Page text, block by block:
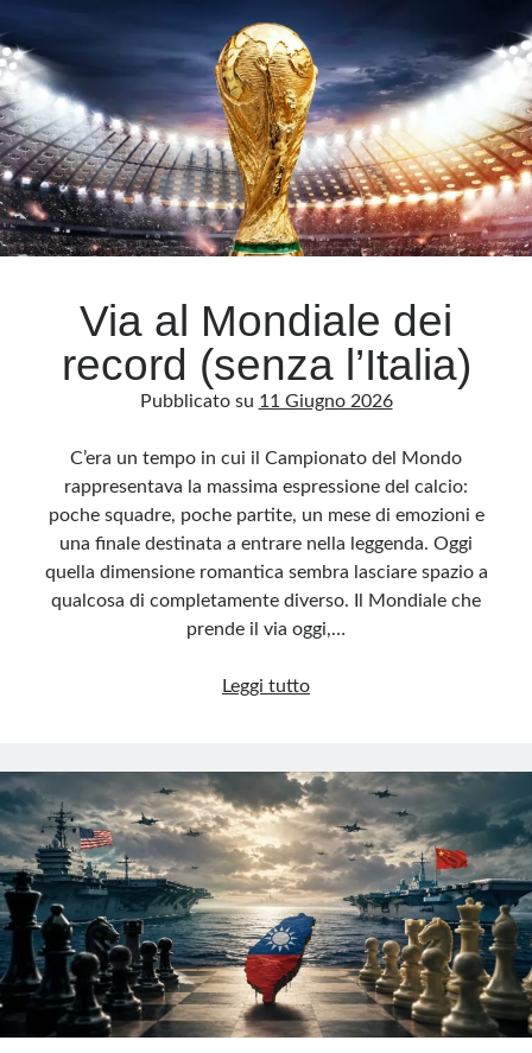
Meloni
Via al Mondiale dei
record (senza l’Italia)
Pubblicato su 11 Giugno 2026
C’era un tempo in cui il Campionato del Mondo
rappresentava la massima espressione del calcio:
poche squadre, poche partite, un mese di emozioni e
una finale destinata a entrare nella leggenda. Oggi
quella dimensione romantica sembra lasciare spazio a
qualcosa di completamente diverso. Il Mondiale che
prende il via oggi,…
Leggi tuttoVia
dei
record
(senza
l’Italia)